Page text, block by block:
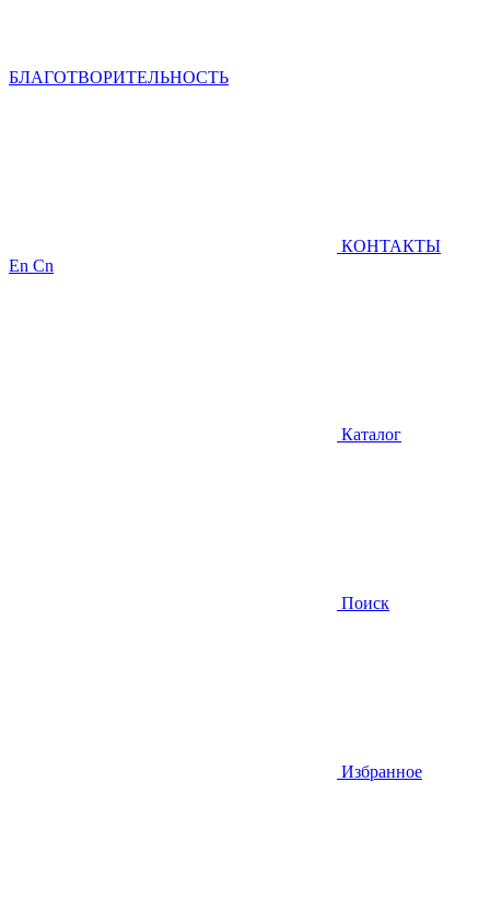
БЛАГОТВОРИТЕЛЬНОСТЬ
КОНТАКТЫ
En Cn
Каталог
Поиск
Избранное